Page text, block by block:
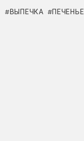
ВЫПЕЧКА ПЕЧЕНЬЕ